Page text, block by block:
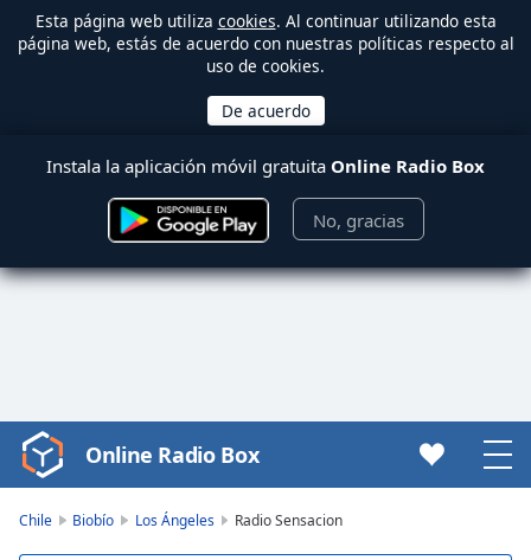
Esta página web utiliza cookies. Al continuar utilizando esta
página web, estás de acuerdo con nuestras políticas respecto al
uso de cookies.
Instala la aplicación móvil gratuita Online Radio Box
No, gracias
Video
Player
Online Radio Box
Chile Biobío Los Ángeles Radio Sensacion